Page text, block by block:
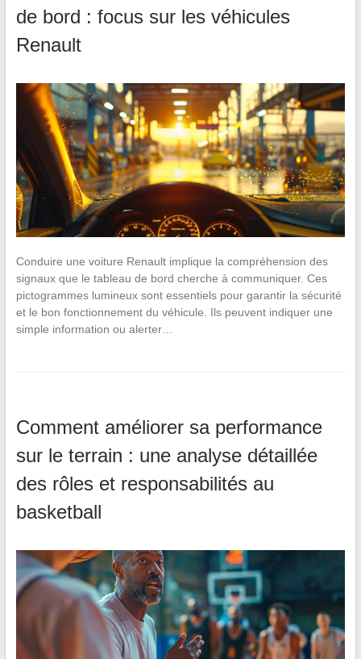
de bord : focus sur les véhicules
Renault
Conduire une voiture Renault implique la compréhension des
signaux que le tableau de bord cherche à communiquer. Ces
pictogrammes lumineux sont essentiels pour garantir la sécurité
et le bon fonctionnement du véhicule. Ils peuvent indiquer une
simple information ou alerter…
Comment améliorer sa performance
sur le terrain : une analyse détaillée
des rôles et responsabilités au
basketball